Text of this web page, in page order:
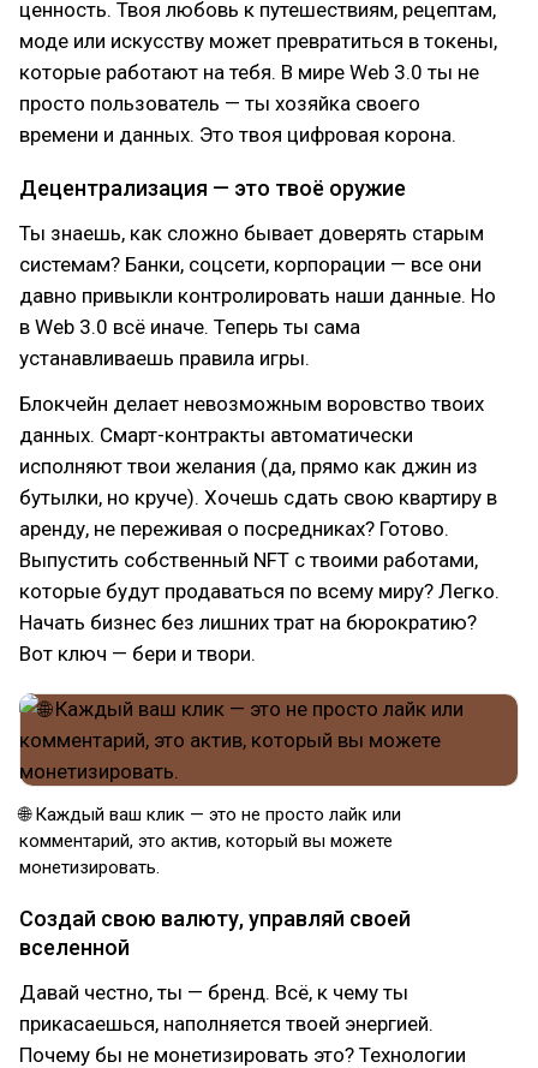
ценность. Твоя любовь к путешествиям, рецептам,
моде или искусству может превратиться в токены,
которые работают на тебя. В мире Web 3.0 ты не
просто пользователь — ты хозяйка своего
времени и данных. Это твоя цифровая корона.
Децентрализация — это твоё оружие
Ты знаешь, как сложно бывает доверять старым
системам? Банки, соцсети, корпорации — все они
давно привыкли контролировать наши данные. Но
в Web 3.0 всё иначе. Теперь ты сама
устанавливаешь правила игры.
Блокчейн делает невозможным воровство твоих
данных. Смарт-контракты автоматически
исполняют твои желания (да, прямо как джин из
бутылки, но круче). Хочешь сдать свою квартиру в
аренду, не переживая о посредниках? Готово.
Выпустить собственный NFT с твоими работами,
которые будут продаваться по всему миру? Легко.
Начать бизнес без лишних трат на бюрократию?
Вот ключ — бери и твори.
🌐 Каждый ваш клик — это не просто лайк или
комментарий, это актив, который вы можете
монетизировать.
Создай свою валюту, управляй своей
вселенной
Давай честно, ты — бренд. Всё, к чему ты
прикасаешься, наполняется твоей энергией.
Почему бы не монетизировать это? Технологии